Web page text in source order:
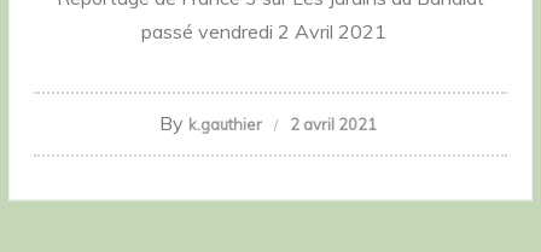
passé vendredi 2 Avril 2021
By k.gauthier 2 avril 2021